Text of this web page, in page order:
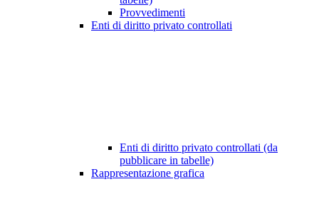
Provvedimenti
Enti di diritto privato controllati
Enti di diritto privato controllati (da
pubblicare in tabelle)
Rappresentazione grafica